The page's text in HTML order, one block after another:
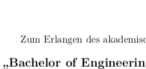
Zum Erlangen des
„Bachelor of